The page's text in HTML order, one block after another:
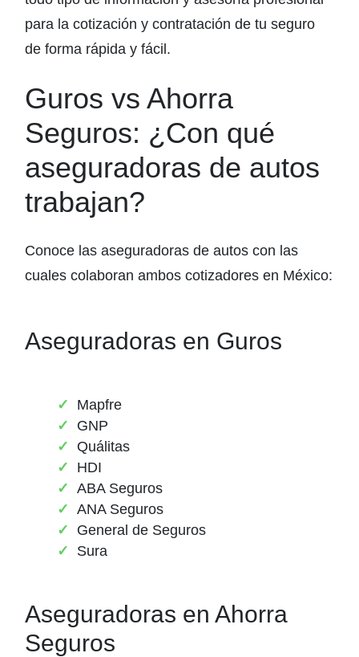
para la cotización y contratación de tu seguro
de forma rápida y fácil.
Guros vs Ahorra
Seguros: ¿Con qué
aseguradoras de autos
trabajan?
Conoce las aseguradoras de autos con las
cuales colaboran ambos cotizadores en México:
Aseguradoras en Guros
Mapfre
GNP
Quálitas
HDI
ABA Seguros
ANA Seguros
General de Seguros
Sura
Aseguradoras en Ahorra
Seguros